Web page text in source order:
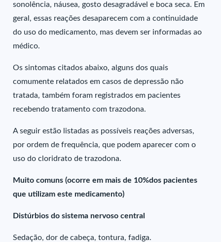
sonolência, náusea, gosto desagradável e boca seca. Em
geral, essas reações desaparecem com a continuidade
do uso do medicamento, mas devem ser informadas ao
médico.
Os sintomas citados abaixo, alguns dos quais
comumente relatados em casos de depressão não
tratada, também foram registrados em pacientes
recebendo tratamento com trazodona.
A seguir estão listadas as possíveis reações adversas,
por ordem de frequência, que podem aparecer com o
uso do cloridrato de trazodona.
Muito comuns (ocorre em mais de 10%dos pacientes
que utilizam este medicamento)
Distúrbios do sistema nervoso central
Sedação, dor de cabeça, tontura, fadiga.